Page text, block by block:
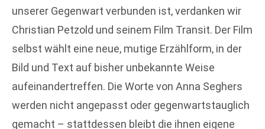
unserer Gegenwart verbunden ist, verdanken wir
Christian Petzold und seinem Film Transit. Der Film
selbst wählt eine neue, mutige Erzählform, in der
Bild und Text auf bisher unbekannte Weise
aufeinandertreffen. Die Worte von Anna Seghers
werden nicht angepasst oder gegenwartstauglich
gemacht – stattdessen bleibt die ihnen eigene